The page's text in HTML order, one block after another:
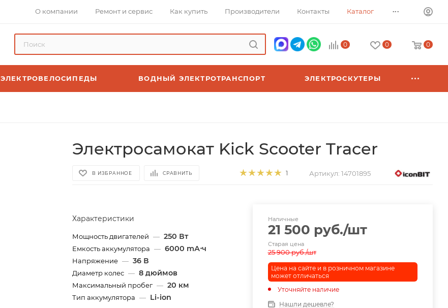
О компании Ремонт и сервис Как купить Производители Контакты Каталог ...
0 0 0
ЭЛЕКТРОВЕЛОСИПЕДЫ ВОДНЫЙ ЭЛЕКТРОТРАНСПОРТ ЭЛЕКТРОСКУТЕРЫ
Электросамокат Kick Scooter Tracer
В ИЗБРАННОЕ СРАВНИТЬ 1 Артикул: 14701895
Характеристики
Мощность двигателей — 250 Вт
Емкость аккумулятора — 6000 mА⋅ч
Напряжение — 36 В
Диаметр колес — 8 дюймов
Максимальный пробег — 20 км
Тип аккумулятора — Li-ion
Наличные
21 500 руб./шт
Старая цена
25 900руб./шт
Цена на сайте и в розничном магазине
может отличаться
Уточняйте наличие
Нашли дешевле?